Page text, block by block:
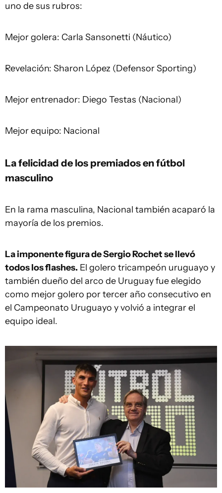
uno de sus rubros:
Mejor golera: Carla Sansonetti (Náutico)
Revelación: Sharon López (Defensor Sporting)
Mejor entrenador: Diego Testas (Nacional)
Mejor equipo: Nacional
La felicidad de los premiados en fútbol
masculino
En la rama masculina, Nacional también acaparó la
mayoría de los premios.
La imponente figura de Sergio Rochet se llevó
todos los flashes. El golero tricampeón uruguayo y
también dueño del arco de Uruguay fue elegido
como mejor golero por tercer año consecutivo en
el Campeonato Uruguayo y volvió a integrar el
equipo ideal.